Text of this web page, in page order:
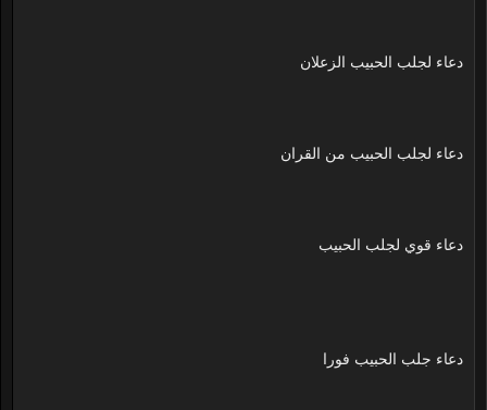
دعاء لجلب الحبيب الزعلان
دعاء لجلب الحبيب من القران
دعاء قوي لجلب الحبيب
دعاء جلب الحبيب فورا